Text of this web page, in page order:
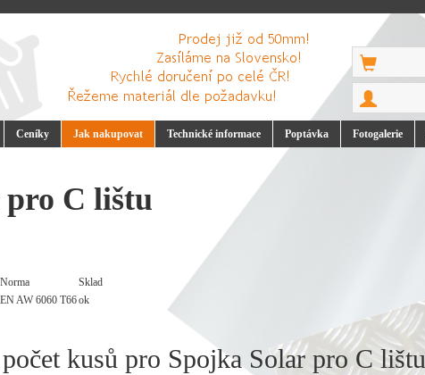
Ceníky Jak nakupovat Technické informace Poptávka Fotogalerie
pro C lištu
Norma
Sklad
EN AW 6060 T66ok
kusů pro Spojka Solar pro C lištu